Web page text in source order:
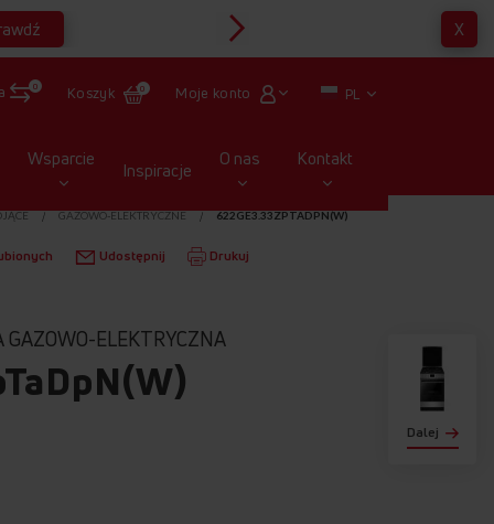
X
0 Koszyk 0 Moje konto PL
Wsparcie Inspiracje O nas Kontakt
Dalej
GAZOWO-ELEKTRYCZNE 622GE3.33ZPTADPN(W)
Udostępnij Drukuj
ELEKTRYCZNA